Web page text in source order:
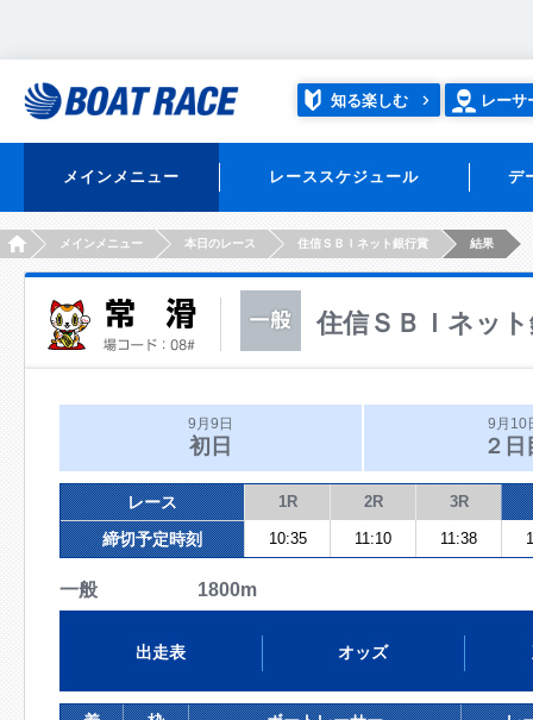
知る楽しむ レーサ
メインメニュー レーススケジュール デ
HOMEメインメニュー 本日のレース 住信ＳＢＩネット銀行賞 結果
住信ＳＢＩネッ
9月9日
初日
9月10
２日
レース 1R 2R 3R
締切予定時刻 10:35 11:10 11:38
一般 1800m
出走表 オッズ